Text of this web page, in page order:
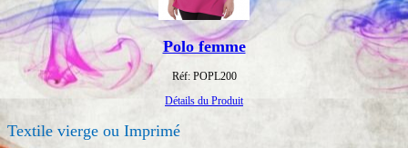
Polo femme
Réf: POPL200
Détails du Produit
Textile vierge ou Imprimé